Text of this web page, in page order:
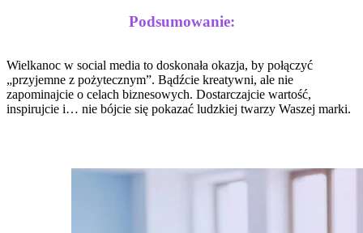
Podsumowanie:
Wielkanoc w social media to doskonała okazja, by połączyć
„przyjemne z pożytecznym”. Bądźcie kreatywni, ale nie
zapominajcie o celach biznesowych. Dostarczajcie wartość,
inspirujcie i… nie bójcie się pokazać ludzkiej twarzy Waszej marki.